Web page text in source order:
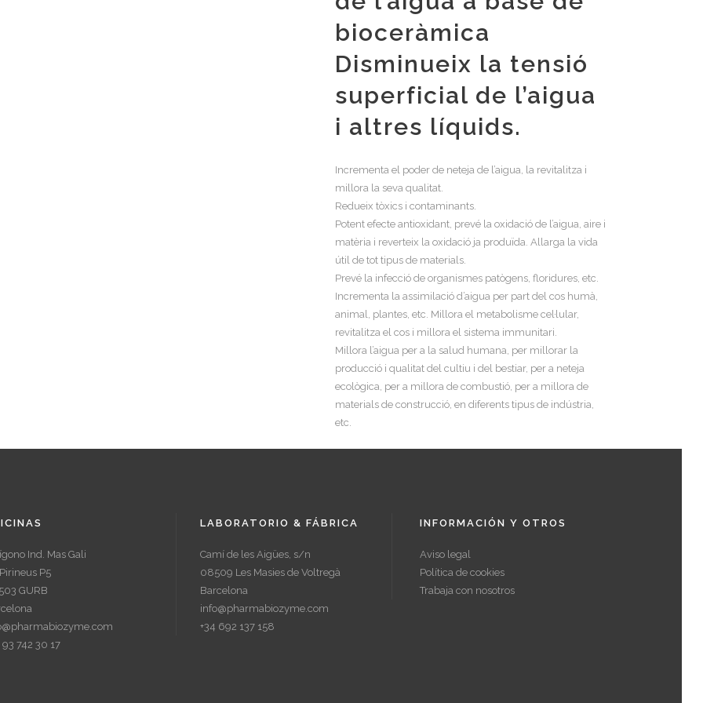
bioceràmica
Disminueix la tensió
superficial de l’aigua
i altres líquids.
Incrementa el poder de neteja de l’aigua, la revitalitza i
millora la seva qualitat.
Redueix tòxics i contaminants.
Potent efecte antioxidant, prevé la oxidació de l’aigua, aire i
matèria i reverteix la oxidació ja produïda. Allarga la vida
útil de tot tipus de materials.
Prevé la infecció de organismes patògens, floridures, etc.
Incrementa la assimilació d’aigua per part del cos humà,
animal, plantes, etc. Millora el metabolisme cel·lular,
revitalitza el cos i millora el sistema immunitari.
Millora l’aigua per a la salud humana, per millorar la
producció i qualitat del cultiu i del bestiar, per a neteja
ecològica, per a millora de combustió, per a millora de
materials de construcció, en diferents tipus de indústria,
etc.
Ind. Mas Gali
P5
GURB
93 742 30 17
LABORATORIO & FÁBRICA
Camí de les Aigües, s/n
08509 Les Masies de Voltregà
Barcelona
info@pharmabiozyme.com
+34 692 137 158
INFORMACIÓN Y OTROS
Aviso legal
Política de cookies
Trabaja con nosotros